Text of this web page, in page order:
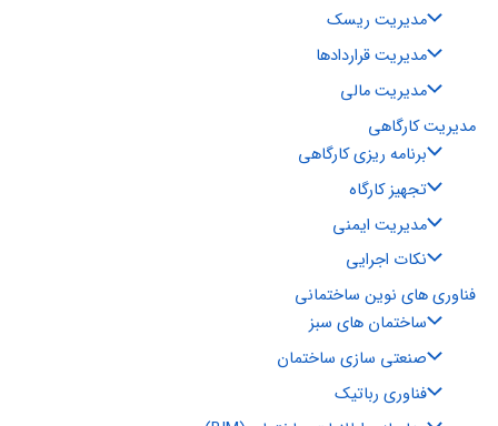
مدیریت ریسک
مدیریت قراردادها
مدیریت مالی
مدیریت کارگاهی
برنامه ریزی کارگاهی
تجهیز کارگاه
مدیریت ایمنی
نکات اجرایی
فناوری های نوین ساختمانی
ساختمان های سبز
صنعتی سازی ساختمان
فناوری رباتیک